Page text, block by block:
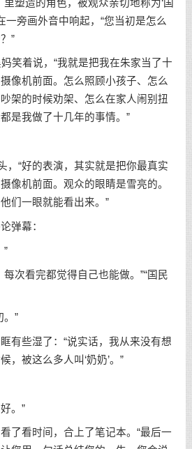
塑造的角色，被观众亲切地称为‘国
一旁画外音中响起，“您当初是怎么
”
妈笑着说，“我就是把我在朱家当了十
像机前面。怎么照顾小孩子、怎么
架的时候劝架、怎么在家人闹别扭
是我做了十几年的事情。”
，“好的表演，其实就是把你最真实
像机前面。观众的眼睛是雪亮的。
们一眼就能看出来。”
弹幕：
”
次看完都觉得自己也能做。”“国民
。”
有些湿了：“说实话，我从来没有想
，被这么多人叫‘奶奶’。”
。”
了看时间，合上了笔记本。“最后一